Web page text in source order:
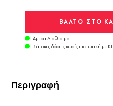
Άμεσα Διαθέσιμο
3 άτοκες δόσεις χωρίς πιστωτική με
Περιγραφή